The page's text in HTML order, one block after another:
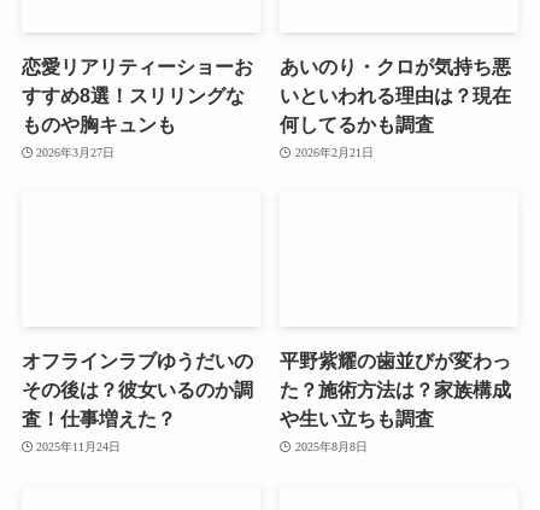
恋愛リアリティーショーお
すすめ8選！スリリングな
ものや胸キュンも
2026年3月27日
あいのり・クロが気持ち悪
いといわれる理由は？現在
何してるかも調査
2026年2月21日
オフラインラブゆうだいの
その後は？彼女いるのか調
査！仕事増えた？
2025年11月24日
平野紫耀の歯並びが変わっ
た？施術方法は？家族構成
や生い立ちも調査
2025年8月8日